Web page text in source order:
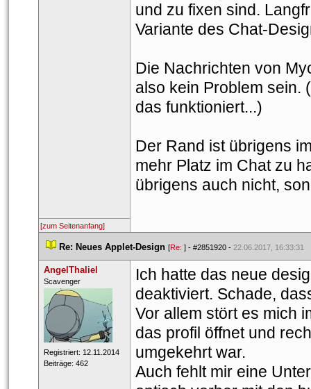
und zu fixen sind.
Variante des Chat-
Die Nachrichten von
also kein Problem sein.
das funktioniert...)
Der Rand ist übrigens
mehr Platz im Chat zu
übrigens auch nicht,
[zum Seitenanfang]
Re: Neues Applet-Design [Re: ] - #2851920 - 22.06.2017, 16:33:31
AngelThaliel
Scave​nger​
Registriert: 12.11.2014
Beiträge: 462
Ich hatte das neue
deaktiviert. Schade,
Vor allem stört es mich
das profil öffnet und
umgekehrt war.
Auch fehlt mir eine